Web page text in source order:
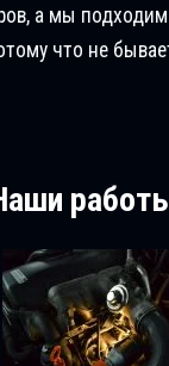
а мы
что не